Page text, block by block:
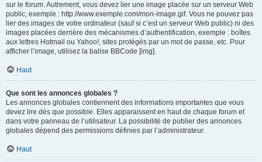
sur le forum. Autrement, vous devez lier une image placée sur un serveur Web
public, exemple : http://www.exemple.com/mon-image.gif. Vous ne pouvez pas
lier des images de votre ordinateur (sauf si c’est un serveur Web public) ni des
images placées derrière des mécanismes d’authentification, exemple : boîtes
aux lettres Hotmail ou Yahoo!, sites protégés par un mot de passe, etc. Pour
afficher l’image, utilisez la balise BBCode [img].
Haut
Que sont les annonces globales ?
Les annonces globales contiennent des informations importantes que vous
devez lire dès que possible. Elles apparaissent en haut de chaque forum et
dans votre panneau de l’utilisateur. La possibilité de publier des annonces
globales dépend des permissions définies par l’administrateur.
Haut